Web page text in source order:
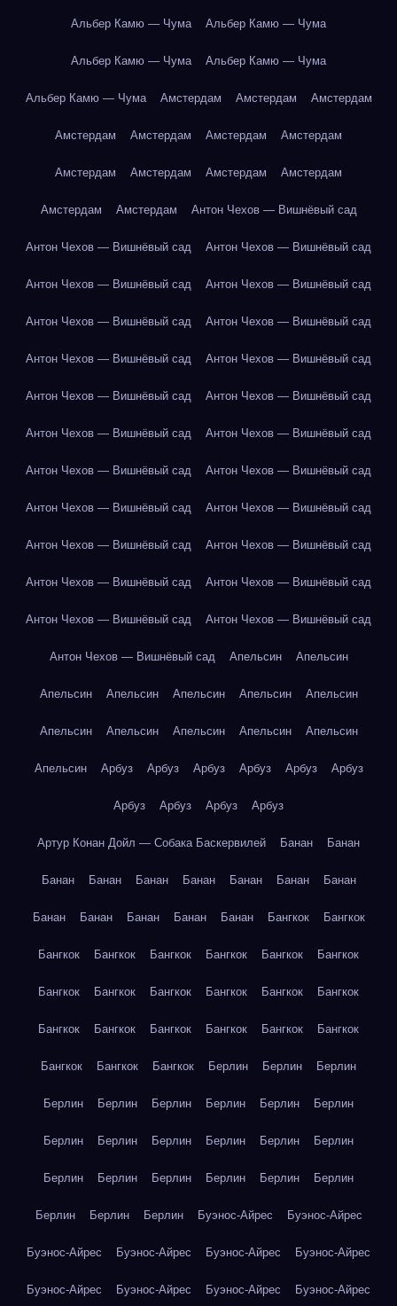
Альбер Камю — Чума Альбер Камю — Чума
Альбер Камю — Чума Альбер Камю — Чума
Альбер Камю — Чума Амстердам Амстердам Амстердам
Амстердам Амстердам Амстердам Амстердам
Амстердам Амстердам Амстердам Амстердам
Амстердам Амстердам Антон Чехов — Вишнёвый сад
Антон Чехов — Вишнёвый сад Антон Чехов — Вишнёвый сад
Антон Чехов — Вишнёвый сад Антон Чехов — Вишнёвый сад
Антон Чехов — Вишнёвый сад Антон Чехов — Вишнёвый сад
Антон Чехов — Вишнёвый сад Антон Чехов — Вишнёвый сад
Антон Чехов — Вишнёвый сад Антон Чехов — Вишнёвый сад
Антон Чехов — Вишнёвый сад Антон Чехов — Вишнёвый сад
Антон Чехов — Вишнёвый сад Антон Чехов — Вишнёвый сад
Антон Чехов — Вишнёвый сад Антон Чехов — Вишнёвый сад
Антон Чехов — Вишнёвый сад Антон Чехов — Вишнёвый сад
Антон Чехов — Вишнёвый сад Антон Чехов — Вишнёвый сад
Антон Чехов — Вишнёвый сад Антон Чехов — Вишнёвый сад
Антон Чехов — Вишнёвый сад Апельсин Апельсин
Апельсин Апельсин Апельсин Апельсин Апельсин
Апельсин Апельсин Апельсин Апельсин Апельсин
Апельсин Арбуз Арбуз Арбуз Арбуз Арбуз Арбуз
Арбуз Арбуз Арбуз Арбуз
Артур Конан Дойл — Собака Баскервилей Банан Банан
Банан Банан Банан Банан Банан Банан Банан
Банан Банан Банан Банан Банан Бангкок Бангкок
Бангкок Бангкок Бангкок Бангкок Бангкок Бангкок
Бангкок Бангкок Бангкок Бангкок Бангкок Бангкок
Бангкок Бангкок Бангкок Бангкок Бангкок Бангкок
Бангкок Бангкок Бангкок Берлин Берлин Берлин
Берлин Берлин Берлин Берлин Берлин Берлин
Берлин Берлин Берлин Берлин Берлин Берлин
Берлин Берлин Берлин Берлин Берлин Берлин
Берлин Берлин Берлин Буэнос-Айрес Буэнос-Айрес
Буэнос-Айрес Буэнос-Айрес Буэнос-Айрес Буэнос-Айрес
Буэнос-Айрес Буэнос-Айрес Буэнос-Айрес Буэнос-Айрес